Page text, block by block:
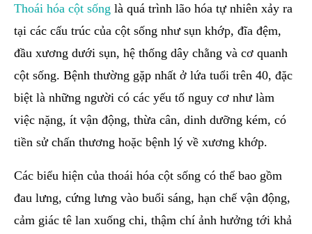
Thoái hóa cột sống là quá trình lão hóa tự nhiên xảy ra
tại các cấu trúc của cột sống như sụn khớp, đĩa đệm,
đầu xương dưới sụn, hệ thống dây chằng và cơ quanh
cột sống. Bệnh thường gặp nhất ở lứa tuổi trên 40, đặc
biệt là những người có các yếu tố nguy cơ như làm
việc nặng, ít vận động, thừa cân, dinh dưỡng kém, có
tiền sử chấn thương hoặc bệnh lý về xương khớp.
Các biểu hiện của thoái hóa cột sống có thể bao gồm
đau lưng, cứng lưng vào buổi sáng, hạn chế vận động,
cảm giác tê lan xuống chi, thậm chí ảnh hưởng tới khả